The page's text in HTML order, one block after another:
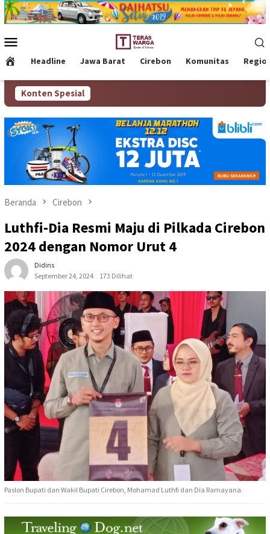
Loncat
ke
Mobile
Headline Jawa Barat Cirebon Komunitas
Konten Spesial
Beranda Cirebon
Luthfi-Dia Resmi Maju di Pilkada Cirebon
2024 dengan Nomor Urut 4
Didins
September 24, 2024
173 Dilihat
Paslon Bupati dan Wakil Bupati Cirebon, Mohamad Luthfi dan Dia Ramayana.